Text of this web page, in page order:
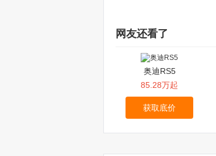
网友还看了
奥迪RS5
85.28万起
获取底价